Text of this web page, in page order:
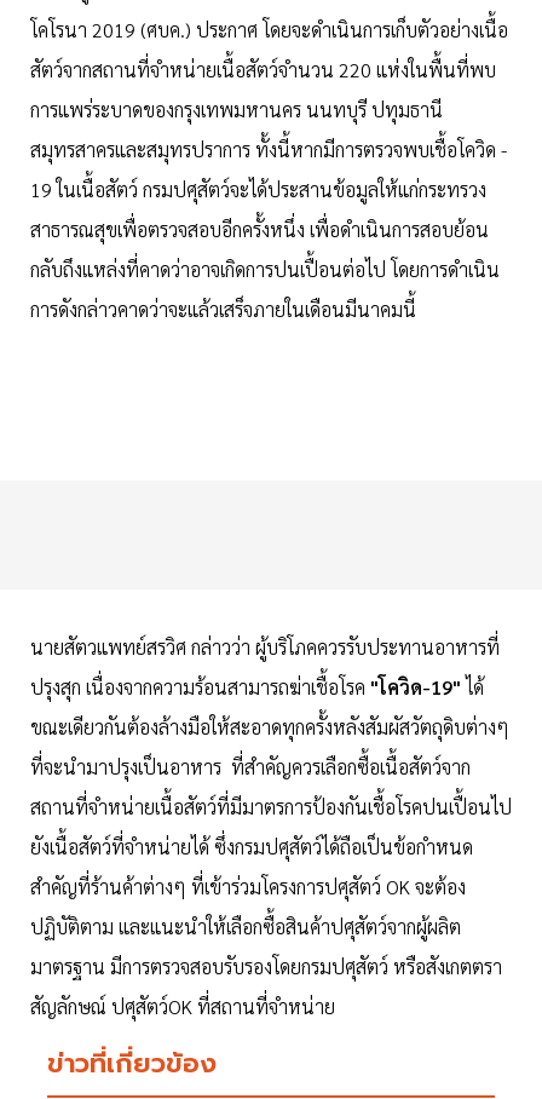
โคโรนา 2019 (ศบค.) ประกาศ โดยจะดำเนินการเก็บตัวอย่างเนื้อ
สัตว์จากสถานที่จำหน่ายเนื้อสัตว์จำนวน 220 แห่งในพื้นที่พบ
การแพร่ระบาดของกรุงเทพมหานคร นนทบุรี ปทุมธานี
สมุทรสาครและสมุทรปราการ ทั้งนี้หากมีการตรวจพบเชื้อโควิด -
19 ในเนื้อสัตว์ กรมปศุสัตว์จะได้ประสานข้อมูลให้แก่กระทรวง
สาธารณสุขเพื่อตรวจสอบอีกครั้งหนึ่ง เพื่อดำเนินการสอบย้อน
กลับถึงแหล่งที่คาดว่าอาจเกิดการปนเปื้อนต่อไป โดยการดำเนิน
การดังกล่าวคาดว่าจะแล้วเสร็จภายในเดือนมีนาคมนี้
นายสัตวแพทย์สรวิศ กล่าวว่า ผู้บริโภคควรรับประทานอาหารที่
ปรุงสุก เนื่องจากความร้อนสามารถฆ่าเชื้อโรค "โควิด-19"ได้
ขณะเดียวกันต้องล้างมือให้สะอาดทุกครั้งหลังสัมผัสวัตถุดิบต่างๆ
ที่จะนำมาปรุงเป็นอาหาร ที่สำคัญควรเลือกซื้อเนื้อสัตว์จาก
สถานที่จำหน่ายเนื้อสัตว์ที่มีมาตรการป้องกันเชื้อโรคปนเปื้อนไป
ยังเนื้อสัตว์ที่จำหน่ายได้ ซึ่งกรมปศุสัตว์ได้ถือเป็นข้อกำหนด
สำคัญที่ร้านค้าต่างๆ ที่เข้าร่วมโครงการปศุสัตว์ OK จะต้อง
ปฏิบัติตาม และแนะนำให้เลือกซื้อสินค้าปศุสัตว์จากผู้ผลิต
มาตรฐาน มีการตรวจสอบรับรองโดยกรมปศุสัตว์ หรือสังเกตตรา
สัญลักษณ์ ปศุสัตว์OK ที่สถานที่จำหน่าย
ข่าวที่เกี่ยวข้อง